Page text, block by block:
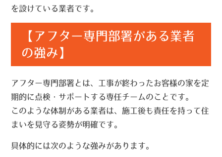
を設けている業者です。
【アフター専門部署がある業者
の強み】
アフター専門部署とは、工事が終わったお客様の家を定
期的に点検・サポートする専任チームのことです。
このような体制がある業者は、施工後も責任を持って住
まいを見守る姿勢が明確です。
具体的には次のような強みがあります。